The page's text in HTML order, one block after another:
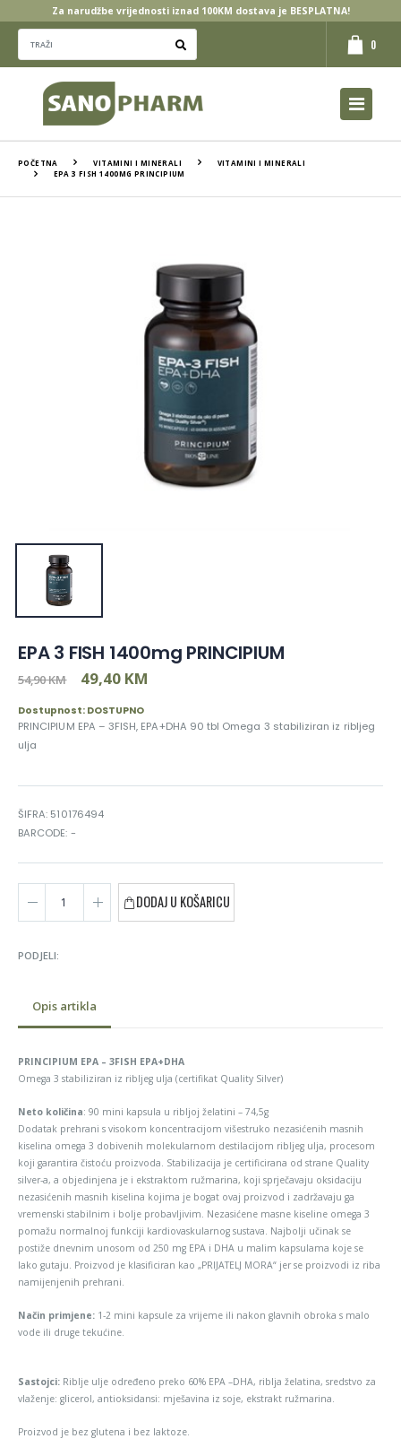
Za narudžbe vrijednosti iznad 100KM dostava je BESPLATNA!
0
POČETNA VITAMINI I MINERALI
VITAMINI I MINERALI
EPA 3 FISH 1400MG PRINCIPIUM
EPA 3 FISH 1400mg PRINCIPIUM
54,90 KM 49,40 KM
Dostupnost: DOSTUPNO
PRINCIPIUM EPA – 3FISH, EPA+DHA 90 tbl Omega 3 stabiliziran iz ribljeg
ulja
ŠIFRA: 510176494
BARCODE: -
DODAJ U KOŠARICU
PODJELI:
Opis artikla
PRINCIPIUM EPA – 3FISH EPA+DHA
Omega 3 stabiliziran iz ribljeg ulja (certifikat Quality Silver)
Neto količina: 90 mini kapsula u ribljoj želatini – 74,5g
Dodatak prehrani s visokom koncentracijom višestruko nezasićenih masnih
kiselina omega 3 dobivenih molekularnom destilacijom ribljeg ulja, procesom
koji garantira čistoću proizvoda. Stabilizacija je certificirana od strane Quality
silver-a, a objedinjena je i ekstraktom ružmarina, koji sprječavaju oksidaciju
nezasićenih masnih kiselina kojima je bogat ovaj proizvod i zadržavaju ga
vremenski stabilnim i bolje probavljivim. Nezasićene masne kiseline omega 3
pomažu normalnoj funkciji kardiovaskularnog sustava. Najbolji učinak se
postiže dnevnim unosom od 250 mg EPA i DHA u malim kapsulama koje se
lako gutaju. Proizvod je klasificiran kao „PRIJATELJ MORA“ jer se proizvodi iz riba
namijenjenih prehrani.
Način primjene: 1-2 mini kapsule za vrijeme ili nakon glavnih obroka s malo
vode ili druge tekućine.
Sastojci: Riblje ulje određeno preko 60% EPA –DHA, riblja želatina, sredstvo za
vlaženje: glicerol, antioksidansi: mješavina iz soje, ekstrakt ružmarina.
Proizvod je bez glutena i bez laktoze.